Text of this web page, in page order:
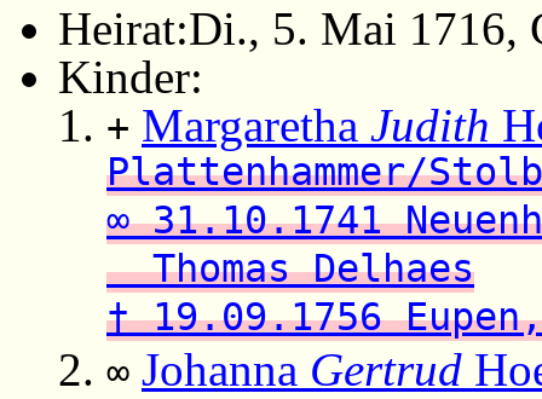
Heirat:Di., 5. Mai 1716,
Kinder:
+ Margaretha Judith
Plattenhammer/
∞ 31.10.1741
Thomas Delhaes
† 19.09.1756
∞ Johanna Gertrud